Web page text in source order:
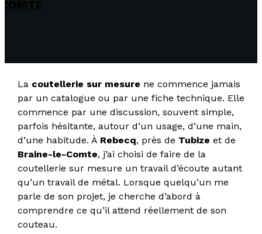
La coutellerie sur mesure ne commence jamais
par un catalogue ou par une fiche technique. Elle
commence par une discussion, souvent simple,
parfois hésitante, autour d’un usage, d’une main,
d’une habitude. À Rebecq, près de Tubize et de
Braine-le-Comte, j’ai choisi de faire de la
coutellerie sur mesure un travail d’écoute autant
qu’un travail de métal. Lorsque quelqu’un me
parle de son projet, je cherche d’abord à
comprendre ce qu’il attend réellement de son
couteau.